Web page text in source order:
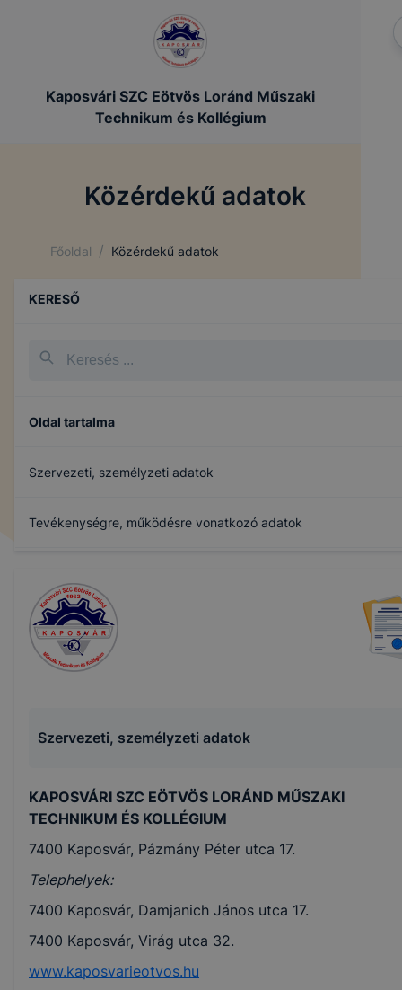
Kaposvári SZC Eötvös Loránd Műszaki
Technikum és Kollégium
Közérdekű adatok
Főoldal / Közérdekű adatok
KERESŐ
Oldal tartalma
Szervezeti, személyzeti adatok
Tevékenységre, működésre vonatkozó adatok
Archívum
Szervezeti, személyzeti adatok
KAPOSVÁRI SZC EÖTVÖS LORÁND MŰSZAKI
TECHNIKUM ÉS KOLLÉGIUM
7400 Kaposvár, Pázmány Péter utca 17.
Telephelyek:
7400 Kaposvár, Damjanich János utca 17.
7400 Kaposvár, Virág utca 32.
www.kaposvarieotvos.hu